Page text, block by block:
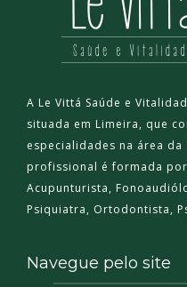
A Le Vittá Saúde e
situada em Limeira, que
especialidades na área da
profissional é formada
Acupunturista,
Psiquiatra, Ortodontista,
Navegue pelo site